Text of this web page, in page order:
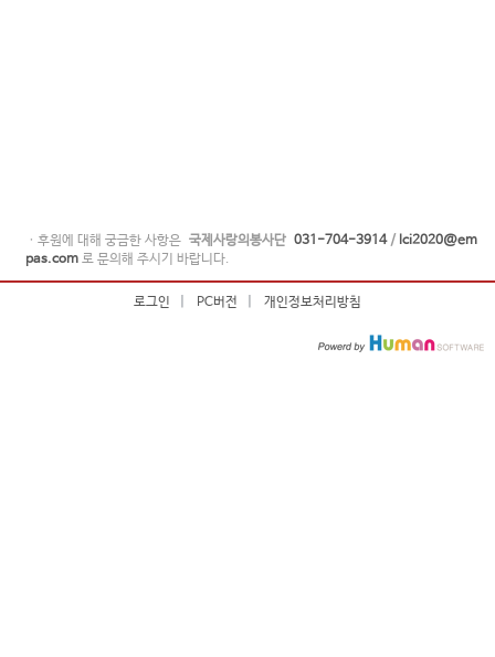
ㆍ후원에 대해 궁금한 사항은 국제사랑의봉사단031-704-3914/ lci2020@em
pas.com 로 문의해 주시기 바랍니다.
로그인 PC버전 개인정보처리방침